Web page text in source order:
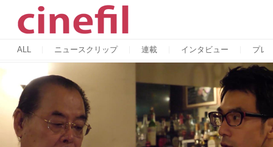
ALL ニュースクリップ 連載 インタビュー プレ